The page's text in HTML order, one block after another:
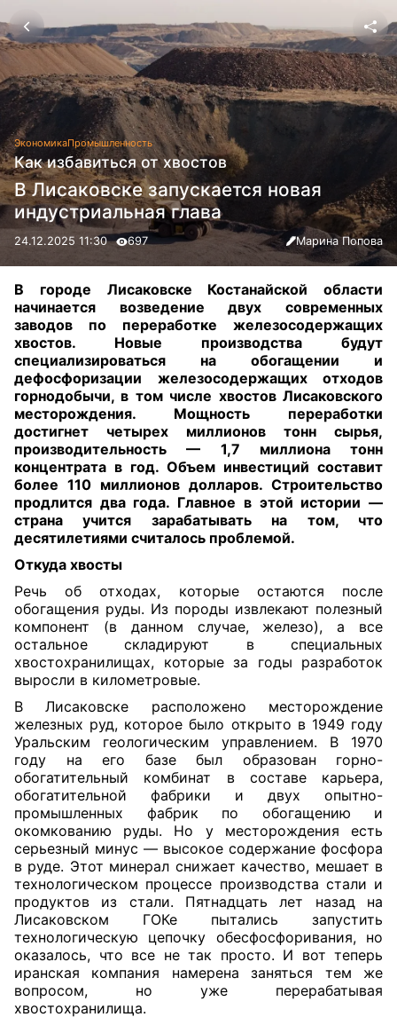
ЭкономикаПромышленность
Как избавиться от хвостов
В Лисаковске запускается новая
индустриальная глава
24.12.2025 11:30 697 Марина Попова
В городе Лисаковске Костанайской области
начинается возведение двух современных
заводов по переработке железосодержащих
хвостов. Новые производства будут
специализироваться на обогащении и
дефосфоризации железосодержащих отходов
горнодобычи, в том числе хвостов Лисаковского
месторождения. Мощность переработки
достигнет четырех миллионов тонн сырья,
производительность — 1,7 миллиона тонн
концентрата в год. Объем инвестиций составит
более 110 миллионов долларов. Строительство
продлится два года. Главное в этой истории —
страна учится зарабатывать на том, что
десятилетиями считалось проблемой.
Откуда хвосты
Речь об отходах, которые остаются после
обогащения руды. Из породы извлекают полезный
компонент (в данном случае, железо), а все
остальное складируют в специальных
хвостохранилищах, которые за годы разработок
выросли в километровые.
В Лисаковске расположено месторождение
железных руд, которое было открыто в 1949 году
Уральским геологическим управлением. В 1970
году на его базе был образован горно-
обогатительный комбинат в составе карьера,
обогатительной фабрики и двух опытно-
промышленных фабрик по обогащению и
окомкованию руды. Но у месторождения есть
серьезный минус — высокое содержание фосфора
в руде. Этот минерал снижает качество, мешает в
технологическом процессе производства стали и
продуктов из стали.
Пятнадцать лет назад на
Лисаковском ГОКе пытались запустить
технологическую цепочку обесфосфоривания, но
оказалось, что все не так просто. И вот теперь
иранская компания намерена заняться тем же
вопросом, но уже перерабатывая
хвостохранилища.